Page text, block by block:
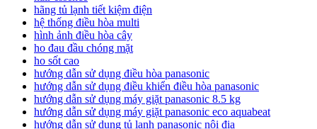
hãng tủ lạnh tiết kiệm điện
hệ thống điều hòa multi
hình ảnh điều hòa cây
ho đau đầu chóng mặt
ho sốt cao
hướng dẫn sử dụng điều hòa panasonic
hướng dẫn sử dụng điều khiển điều hòa panasonic
hướng dẫn sử dụng máy giặt panasonic 8.5 kg
hướng dẫn sử dụng máy giặt panasonic eco aquabeat
hướng dẫn sử dụng tủ lạnh panasonic nội địa